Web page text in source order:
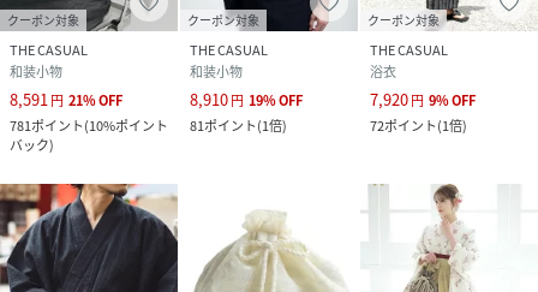
クーポン対象
THE CASUAL
和装小物
8,591 円 21%OFF
781ポイント(10%ポイント
バック)
クーポン対象
THE CASUAL
和装小物
8,910円 19%OFF
81ポイント(1倍)
クーポン対象
THE CASUAL
浴衣
7,920円 9%OFF
72ポイント(1倍)